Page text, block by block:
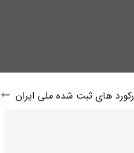
رکورد های ثبت شده ملی ایران